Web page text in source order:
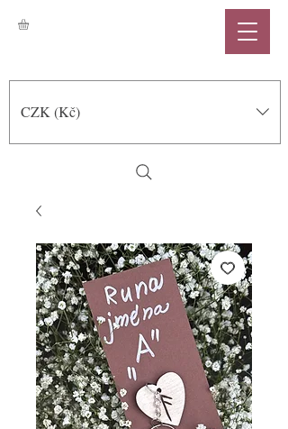
CZK (Kč)